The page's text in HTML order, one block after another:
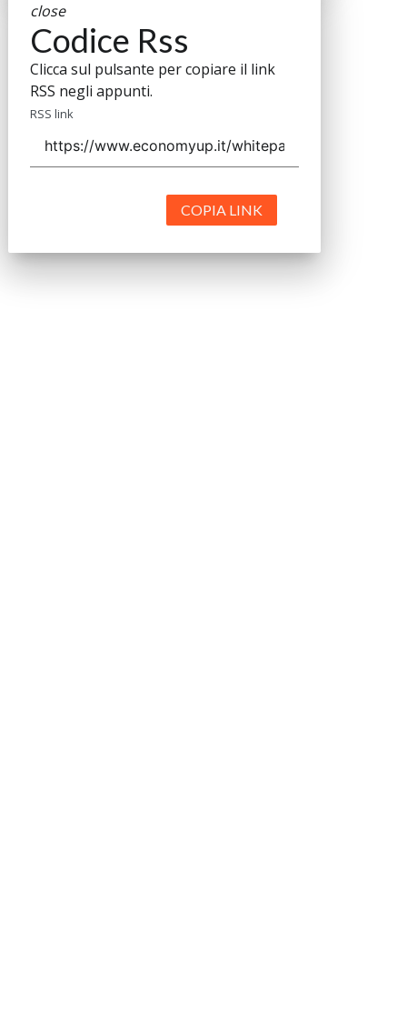
close
Codice Rss
Clicca sul pulsante per copiare il link
RSS negli appunti.
RSS link
COPIA LINK